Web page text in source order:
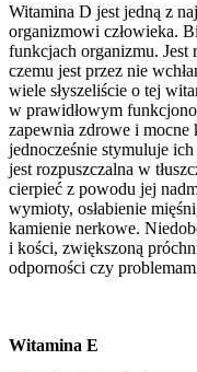
Witamina D jest jedną z
organizmowi człowieka.
funkcjach organizmu. Jest
czemu jest przez nie
wiele słyszeliście o tej
w prawidłowym
zapewnia zdrowe i mocne
jednocześnie stymuluje
jest rozpuszczalna w
cierpieć z powodu jej
wymioty, osłabienie
kamienie nerkowe.
i kości, zwiększoną
odporności czy
Witamina E